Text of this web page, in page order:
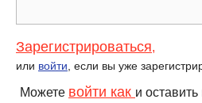
Зарегистрироваться,
или войти , если вы уже
Можете войти как и